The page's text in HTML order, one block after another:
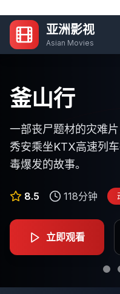
亚洲影视
Asian Movies
寄生虫
一部关于社会阶层的
困家庭通过欺骗手段
系列意想不到的事件。
9.2 132分钟
立即观看
你的名字
一部关于身体互换的
在东京的少年立花泷
在梦中互换身体的奇妙
8.9 106分钟
立即观看
流浪地球
根据刘慈欣同名小说
类在地球表面建造出
事。
8.1 125分钟
立即观看
鬼灭之刃：
炭治郎和伙伴们登上
起执行任务，面对强
釜山行
一部丧尸题材的灾难
秀安乘坐KTX高速列
毒爆发的故事。
8.5 118分钟
立即观看